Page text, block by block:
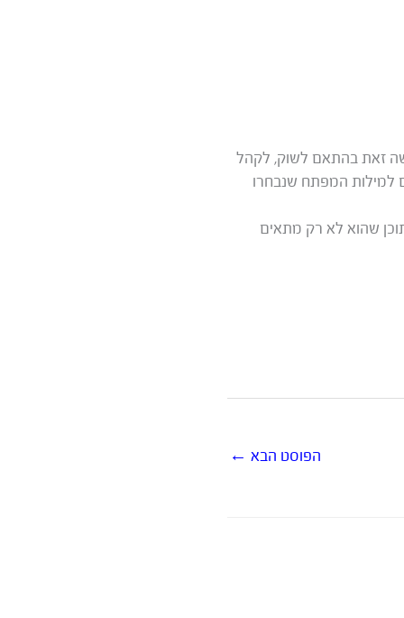
זאת בהתאם לשוק, לקהל
למילות המפתח שנבחרו
שהוא לא רק מתאים
הפוסט הבא ←